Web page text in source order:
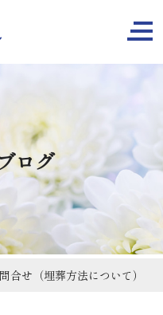
ログ
合せ（埋葬方法について）